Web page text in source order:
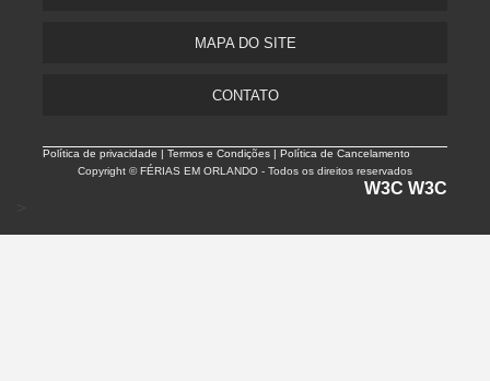
MAPA DO SITE
CONTATO
Política de privacidade |Termos e Condições | Política de Cancelamento
Copyright © FÉRIAS EM ORLANDO - Todos os direitos reservados
W3C W3C